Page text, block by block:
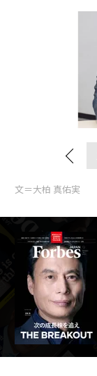
文＝大柏 真佑実